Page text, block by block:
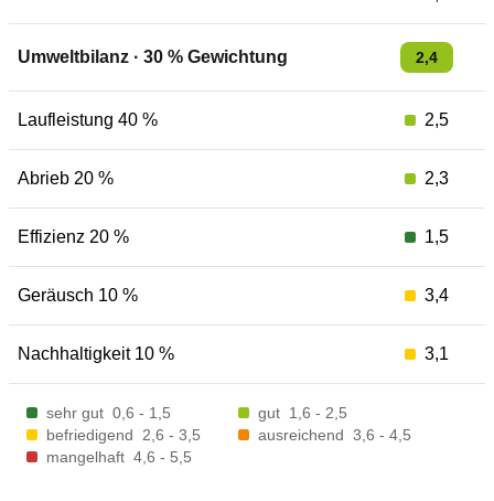
Umweltbilanz · 30 % Gewichtung 2,4
Laufleistung 40 % 2,5
Abrieb 20 % 2,3
Effizienz 20 % 1,5
Geräusch 10 % 3,4
Nachhaltigkeit 10 % 3,1
sehr gut 0,6 - 1,5 gut 1,6 - 2,5
befriedigend
2,6 - 3,5 ausreichend 3,6 - 4,5
mangelhaft 4,6 - 5,5